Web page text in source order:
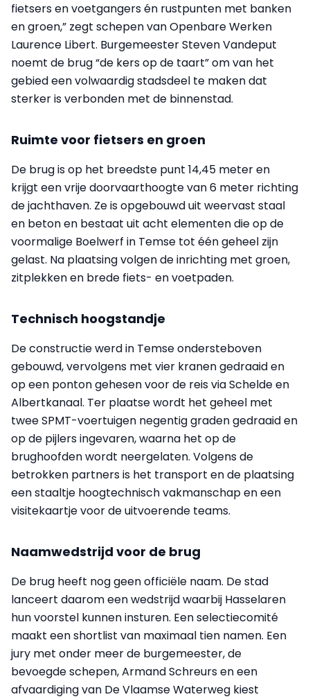
fietsers en voetgangers én rustpunten met banken
en groen,” zegt schepen van Openbare Werken
Laurence Libert. Burgemeester Steven Vandeput
noemt de brug “de kers op de taart” om van het
gebied een volwaardig stadsdeel te maken dat
sterker is verbonden met de binnenstad.
Ruimte voor fietsers en groen
De brug is op het breedste punt 14,45 meter en
krijgt een vrije doorvaarthoogte van 6 meter richting
de jachthaven. Ze is opgebouwd uit weervast staal
en beton en bestaat uit acht elementen die op de
voormalige Boelwerf in Temse tot één geheel zijn
gelast. Na plaatsing volgen de inrichting met groen,
zitplekken en brede fiets- en voetpaden.
Technisch hoogstandje
De constructie werd in Temse ondersteboven
gebouwd, vervolgens met vier kranen gedraaid en
op een ponton gehesen voor de reis via Schelde en
Albertkanaal. Ter plaatse wordt het geheel met
twee SPMT-voertuigen negentig graden gedraaid en
op de pijlers ingevaren, waarna het op de
brughoofden wordt neergelaten. Volgens de
betrokken partners is het transport en de plaatsing
een staaltje hoogtechnisch vakmanschap en een
visitekaartje voor de uitvoerende teams.
Naamwedstrijd voor de brug
De brug heeft nog geen officiële naam. De stad
lanceert daarom een wedstrijd waarbij Hasselaren
hun voorstel kunnen insturen. Een selectiecomité
maakt een shortlist van maximaal tien namen. Een
jury met onder meer de burgemeester, de
bevoegde schepen, Armand Schreurs en een
afvaardiging van De Vlaamse Waterweg kiest